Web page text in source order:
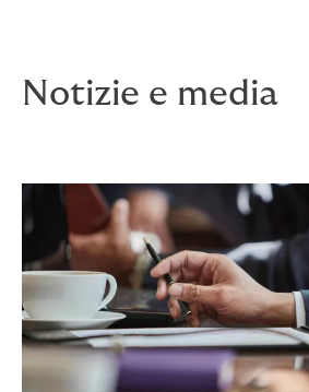
Notizie e media